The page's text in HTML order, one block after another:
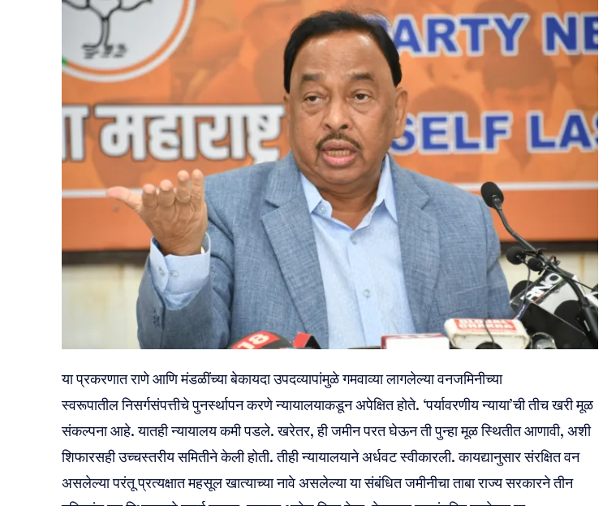
या प्रकरणात राणे आणि मंडळींच्या बेकायदा उपदव्यापांमुळे गमवाव्या लागलेल्या वनजमिनीच्या
स्वरूपातील निसर्गसंपत्तीचे पुनर्स्थापन करणे न्यायालयाकडून अपेक्षित होते. ‘पर्यावरणीय न्याया’ची तीच खरी मूळ
संकल्पना आहे. यातही न्यायालय कमी पडले. खरेतर, ही जमीन परत घेऊन ती पुन्हा मूळ स्थितीत आणावी, अशी
शिफारसही उच्चस्तरीय समितीने केली होती. तीही न्यायालयाने अर्धवट स्वीकारली. कायद्यानुसार संरक्षित वन
असलेल्या परंतू प्रत्यक्षात महसूल खात्याच्या नावे असलेल्या या संबंधित जमीनीचा ताबा राज्य सरकारने तीन